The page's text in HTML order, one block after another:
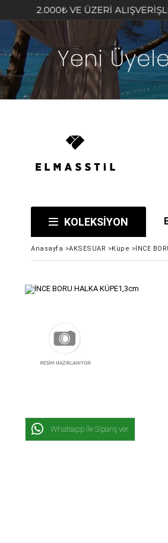
VE ÜZERİ ALIŞVERİŞLERDE
KOLEKSİYON
Anasayfa >AKSESUAR >Küpe >İNCE
Whatsapp İle Sipariş ver